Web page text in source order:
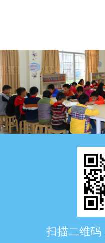
扫描二维码